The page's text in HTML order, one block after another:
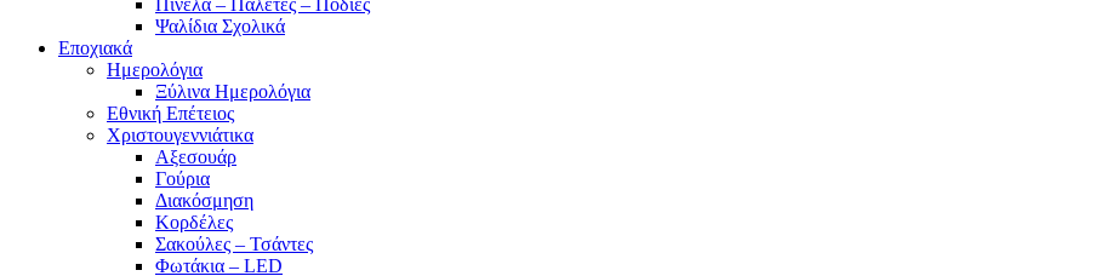
Ψαλίδια Σχολικά
Εποχιακά
Ημερολόγια
Ξύλινα Ημερολόγια
Εθνική Επέτειος
Χριστουγεννιάτικα
Αξεσουάρ
Γούρια
Διακόσμηση
Κορδέλες
Σακούλες – Τσάντες
Φωτάκια – LED